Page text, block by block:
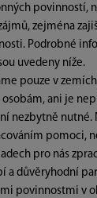
povinností,
zejména
Podrobné
uvedeny níže.
pouze v
ani je
nezbytně nutné.
pomoci,
pro nás
a důvěryhodní
povinnostmi v